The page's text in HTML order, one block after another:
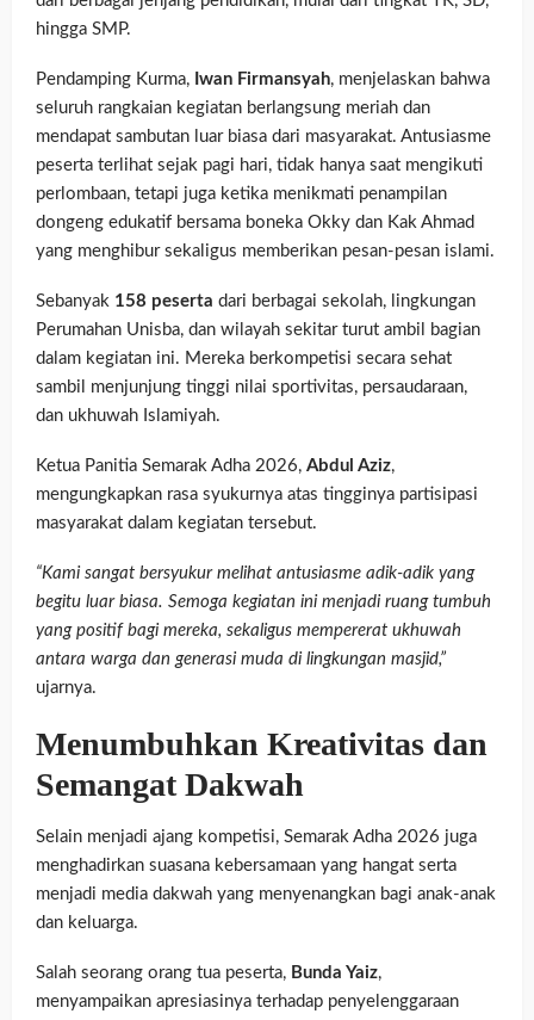
hingga SMP.
Pendamping Kurma, Iwan Firmansyah, menjelaskan bahwa
seluruh rangkaian kegiatan berlangsung meriah dan
mendapat sambutan luar biasa dari masyarakat. Antusiasme
peserta terlihat sejak pagi hari, tidak hanya saat mengikuti
perlombaan, tetapi juga ketika menikmati penampilan
dongeng edukatif bersama boneka Okky dan Kak Ahmad
yang menghibur sekaligus memberikan pesan-pesan islami.
Sebanyak 158 peserta dari berbagai sekolah, lingkungan
Perumahan Unisba, dan wilayah sekitar turut ambil bagian
dalam kegiatan ini. Mereka berkompetisi secara sehat
sambil menjunjung tinggi nilai sportivitas, persaudaraan,
dan ukhuwah Islamiyah.
Ketua Panitia Semarak Adha 2026, Abdul Aziz,
mengungkapkan rasa syukurnya atas tingginya partisipasi
masyarakat dalam kegiatan tersebut.
“Kami sangat bersyukur melihat antusiasme adik-adik yang
begitu luar biasa. Semoga kegiatan ini menjadi ruang tumbuh
yang positif bagi mereka, sekaligus mempererat ukhuwah
antara warga dan generasi muda di lingkungan masjid,”
ujarnya.
Menumbuhkan Kreativitas dan
Semangat Dakwah
Selain menjadi ajang kompetisi, Semarak Adha 2026 juga
menghadirkan suasana kebersamaan yang hangat serta
menjadi media dakwah yang menyenangkan bagi anak-anak
dan keluarga.
Salah seorang orang tua peserta, Bunda Yaiz,
menyampaikan apresiasinya terhadap penyelenggaraan